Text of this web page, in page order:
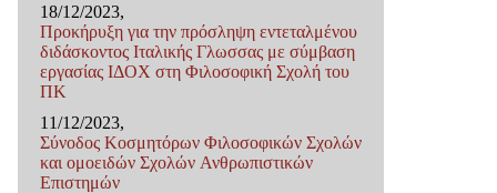
18/12/2023,
Προκήρυξη για την πρόσληψη εντεταλμένου
διδάσκοντος Ιταλικής Γλωσσας με σύμβαση
εργασίας ΙΔΟΧ στη Φιλοσοφική Σχολή του
ΠΚ
11/12/2023,
Σύνοδος Κοσμητόρων Φιλοσοφικών Σχολών
και ομοειδών Σχολών Ανθρωπιστικών
Επιστημών